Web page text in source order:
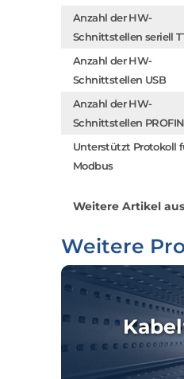
Anzahl der HW-
Schnittstellen seriell
Anzahl der HW-
Schnittstellen USB
Anzahl der HW-
Schnittstellen
Unterstützt Protokoll
Modbus
Weitere Artikel
Weitere